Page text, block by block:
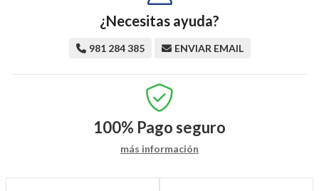
¿Necesitas ayuda?
981 284 385 ENVIAR EMAIL
100% Pago seguro
más información